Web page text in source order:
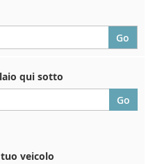
qui sotto
veicolo